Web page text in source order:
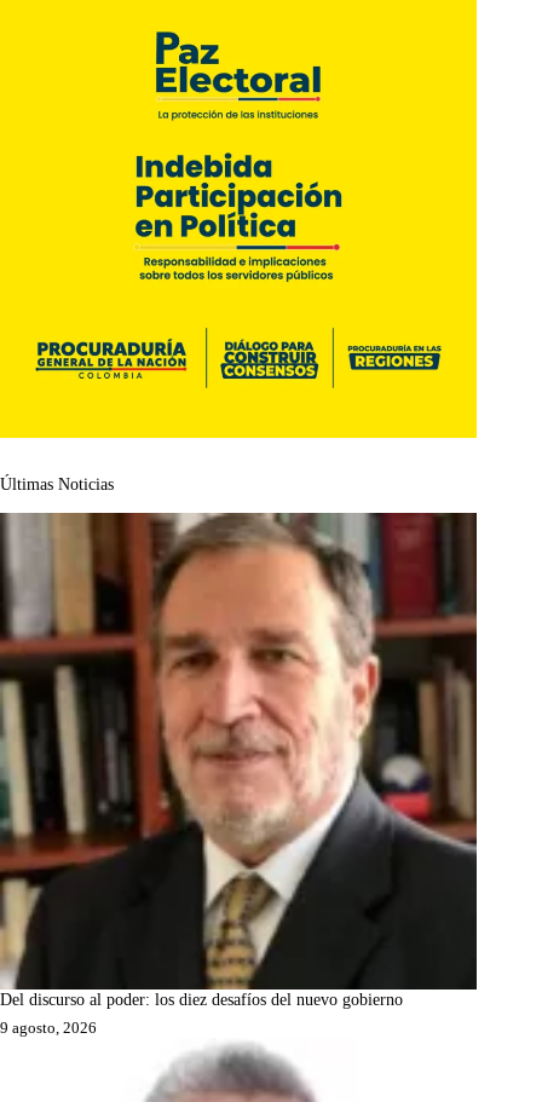
Últimas Noticias
Del discurso al poder: los diez desafíos del nuevo gobierno
9 agosto, 2026